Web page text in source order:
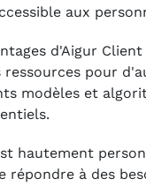
aux
d'Aigur
pour
modèles et
hautement
répondre à des